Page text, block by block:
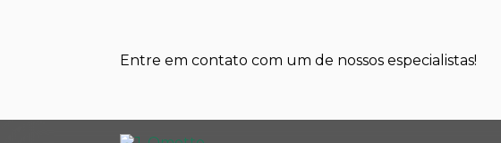
Entre em contato com um de nossos especialistas!